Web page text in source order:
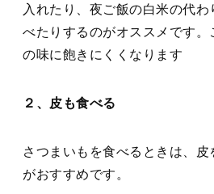
入れたり、夜ご飯の白米の代
べたりするのがオススメです。
の味に飽きにくくなります
２、皮も食べる
さつまいもを食べるときは、
がおすすめです。